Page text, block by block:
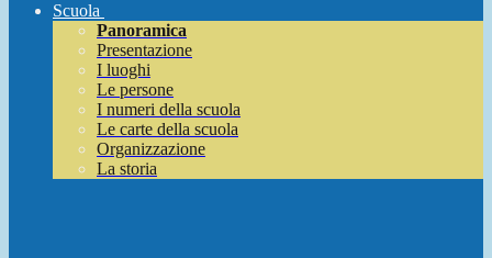
Scuola
Panoramica
Presentazione
I luoghi
Le persone
I numeri della scuola
Le carte della scuola
Organizzazione
La storia